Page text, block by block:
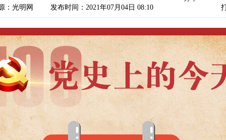
：光明网 发布时间：2021年07月04日 08:10